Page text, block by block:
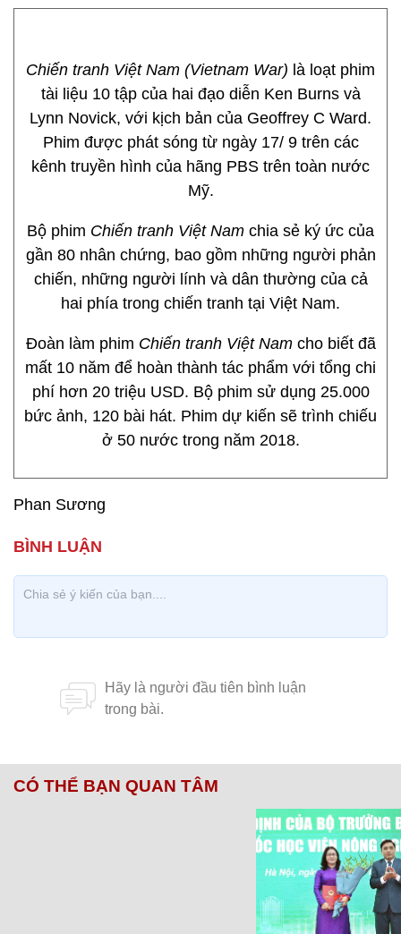
Chiến tranh Việt Nam (Vietnam War) là loạt phim
tài liệu 10 tập của hai đạo diễn Ken Burns và
Lynn Novick, với kịch bản của Geoffrey C Ward.
Phim được phát sóng từ ngày 17/ 9 trên các
kênh truyền hình của hãng PBS trên toàn nước
Mỹ.
Bộ phim Chiến tranh Việt Nam chia sẻ ký ức của
gần 80 nhân chứng, bao gồm những người phản
chiến, những người lính và dân thường của cả
hai phía trong chiến tranh tại Việt Nam.
Đoàn làm phim Chiến tranh Việt Namcho biết đã
mất 10 năm để hoàn thành tác phẩm với tổng chi
phí hơn 20 triệu USD. Bộ phim sử dụng 25.000
bức ảnh, 120 bài hát. Phim dự kiến sẽ trình chiếu
ở 50 nước trong năm 2018.
Phan Sương
CÓ THỂ BẠN QUAN TÂM